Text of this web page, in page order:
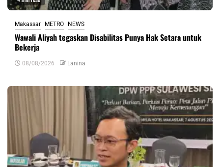
Makassar METRO NEWS
Wawali Aliyah tegaskan Disabilitas Punya Hak Setara untuk
Bekerja
08/08/2026 Lanina